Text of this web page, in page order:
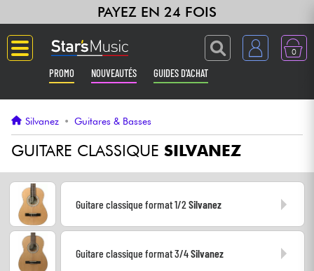
PAYEZ EN 24 FOIS
0
PROMO NOUVEAUTÉS GUIDES D'ACHAT
Guitares & Basses
Amplis & Effets
Synthés & Sampleurs
Silvanez • Guitares & Basses
GUITARE CLASSIQUE SILVANEZ
Guitare classique format 1/2Silvanez
Guitare classique format 3/4Silvanez